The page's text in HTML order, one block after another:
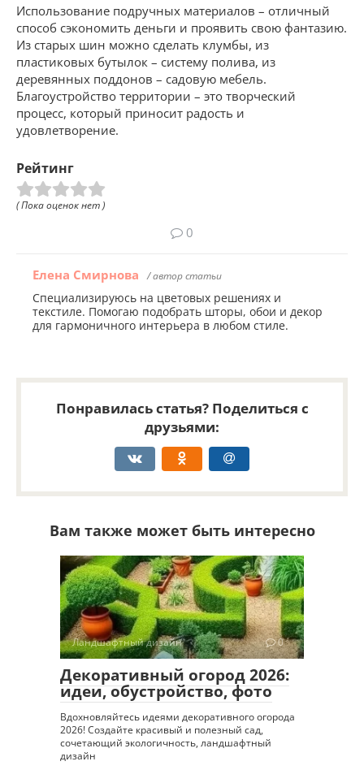
Использование подручных материалов – отличный
способ сэкономить деньги и проявить свою фантазию.
Из старых шин можно сделать клумбы, из
пластиковых бутылок – систему полива, из
деревянных поддонов – садовую мебель.
Благоустройство территории – это творческий
процесс, который приносит радость и
удовлетворение.
Рейтинг
( Пока оценок нет )
0
Елена Смирнова / автор статьи
Специализируюсь на цветовых решениях и
текстиле. Помогаю подобрать шторы, обои и декор
для гармоничного интерьера в любом стиле.
Понравилась статья? Поделиться с
друзьями:
Вам также может быть интересно
Ландшафтный дизайн 0
Декоративный огород 2026:
идеи, обустройство, фото
Вдохновляйтесь идеями декоративного огорода
2026! Создайте красивый и полезный сад,
сочетающий экологичность, ландшафтный
дизайн